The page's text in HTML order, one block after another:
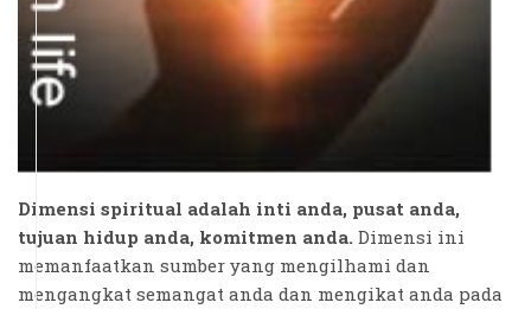
Dimensi spiritual adalah inti anda, pusat anda,
tujuan hidup anda, komitmen anda. Dimensi ini
memanfaatkan sumber yang mengilhami dan
mengangkat semangat anda dan mengikat anda pada